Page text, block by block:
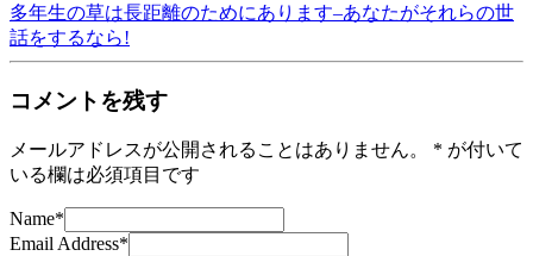
多年生の草は長距離のためにあります–あなたがそれらの世
話をするなら!
コメントを残す
メールアドレスが公開されることはありません。 * が付いて
いる欄は必須項目です
Name*
Email Address*